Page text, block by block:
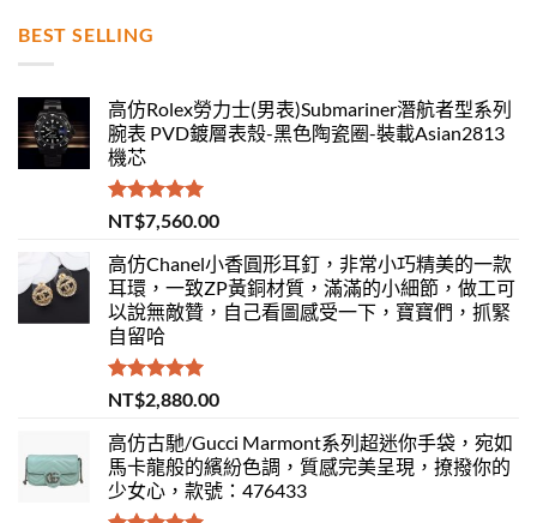
BEST SELLING
高仿Rolex勞力士(男表)Submariner潛航者型系列
腕表 PVD鍍層表殼-黑色陶瓷圈-裝載Asian2813
機芯
評分 5.00
滿分 5
NT$7,560.00
高仿Chanel小香圓形耳釘，非常小巧精美的一款
耳環，一致ZP黃銅材質，滿滿的小細節，做工可
以說無敵贊，自己看圖感受一下，寶寶們，抓緊
自留哈
評分 5.00
滿分 5
NT$2,880.00
高仿古馳/Gucci Marmont系列超迷你手袋，宛如
馬卡龍般的繽紛色調，質感完美呈現，撩撥你的
少女心，款號：476433